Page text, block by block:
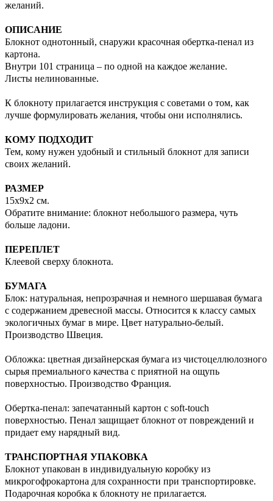
желаний.
ОПИСАНИЕ
Блокнот однотонный, снаружи красочная обертка-пенал из
картона.
Внутри 101 страница – по одной на каждое желание.
Листы нелинованные.
К блокноту прилагается инструкция с советами о том, как
лучше формулировать желания, чтобы они исполнялись.
КОМУ ПОДХОДИТ
Тем, кому нужен удобный и стильный блокнот для записи
своих желаний.
РАЗМЕР
15х9х2 см.
Обратите внимание: блокнот небольшого размера, чуть
больше ладони.
ПЕРЕПЛЕТ
Клеевой сверху блокнота.
БУМАГА
Блок: натуральная, непрозрачная и немного шершавая бумага
с содержанием древесной массы. Относится к классу самых
экологичных бумаг в мире. Цвет натурально-белый.
Производство Швеция.
Обложка: цветная дизайнерская бумага из чистоцеллюлозного
сырья премиального качества с приятной на ощупь
поверхностью. Производство Франция.
Обертка-пенал: запечатанный картон с soft-touch
поверхностью. Пенал защищает блокнот от повреждений и
придает ему нарядный вид.
ТРАНСПОРТНАЯ УПАКОВКА
Блокнот упакован в индивидуальную коробку из
микрогофрокартона для сохранности при транспортировке.
Подарочная коробка к блокноту не прилагается.